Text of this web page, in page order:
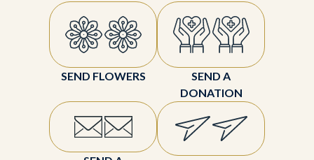
SEND FLOWERS
SEND A
DONATION